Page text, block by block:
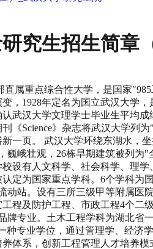
究生招生简章
属重点综合性大学，是国家
，1928年定名为国立武汉大学
武汉大学文理学士毕业生平均
《Science》杂志将武汉大学
一页。 武汉大学环绕东湖水
峨壮观，26栋早期建筑被列
设有人文科学、社会科学、理
定为国家重点学科。6个学科
站。设有三所三级甲等附属
程及防护工程、市政工程4个
专业。土木工程学科为湖北省
种专业学位，通过管理学、经
体系，创新工程管理人才培养